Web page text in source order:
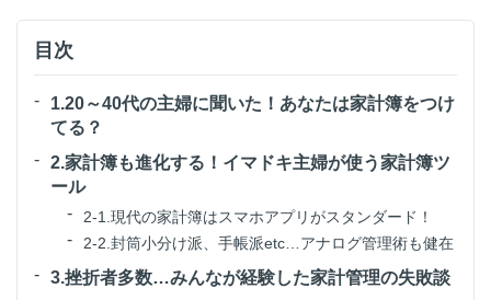
目次
1.20～40代の主婦に聞いた！あなたは家計簿をつけ
てる？
2.家計簿も進化する！イマドキ主婦が使う家計簿ツ
ール
2-1.現代の家計簿はスマホアプリがスタンダード！
2-2.封筒小分け派、手帳派etc…アナログ管理術も健在
3.挫折者多数…みんなが経験した家計管理の失敗談